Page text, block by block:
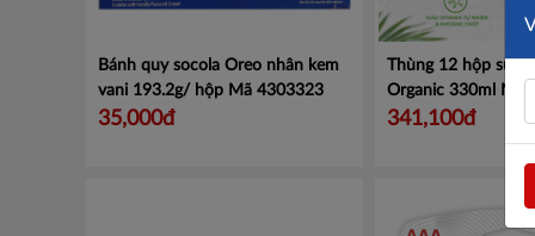
Bánh quy socola Oreo nhân kem
vani 193.2g/ hộp Mã 4303323
35,000đ
Thùng 12 hộp sữa
Organic 330ml
Mã
341,100đ